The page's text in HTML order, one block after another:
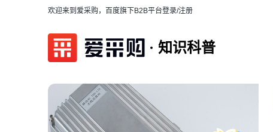
欢迎来到爱采购，百度旗下B2B平台登录/注册
知识科普